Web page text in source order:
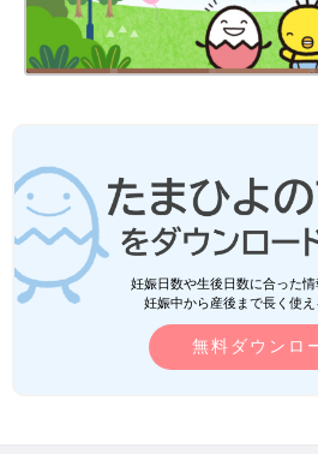
妊娠日数や生後日数に合った
妊娠中から産後まで長く使え
無料ダウンロ